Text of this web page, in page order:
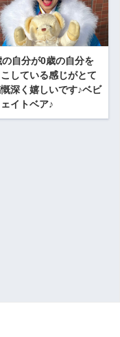
自分が0歳の自分を
している感じがとて
深く嬉しいです♪ベビ
イトベア♪